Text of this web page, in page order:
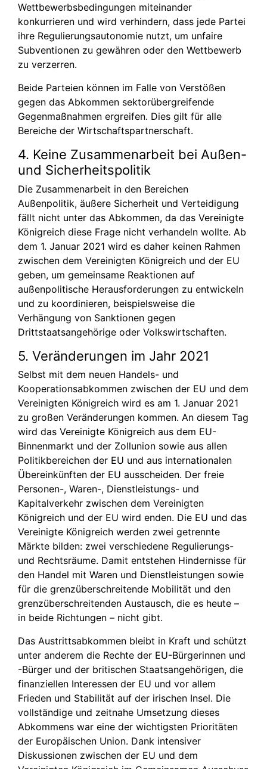
Wettbewerbsbedingungen miteinander
konkurrieren und wird verhindern, dass jede Partei
ihre Regulierungsautonomie nutzt, um unfaire
Subventionen zu gewähren oder den Wettbewerb
zu verzerren.
Beide Parteien können im Falle von Verstößen
gegen das Abkommen sektorübergreifende
Gegenmaßnahmen ergreifen. Dies gilt für alle
Bereiche der Wirtschaftspartnerschaft.
4. Keine Zusammenarbeit bei Außen-
und Sicherheitspolitik
Die Zusammenarbeit in den Bereichen
Außenpolitik, äußere Sicherheit und Verteidigung
fällt nicht unter das Abkommen, da das Vereinigte
Königreich diese Frage nicht verhandeln wollte. Ab
dem 1. Januar 2021 wird es daher keinen Rahmen
zwischen dem Vereinigten Königreich und der EU
geben, um gemeinsame Reaktionen auf
außenpolitische Herausforderungen zu entwickeln
und zu koordinieren, beispielsweise die
Verhängung von Sanktionen gegen
Drittstaatsangehörige oder Volkswirtschaften.
5. Veränderungen im Jahr 2021
Selbst mit dem neuen Handels- und
Kooperationsabkommen zwischen der EU und dem
Vereinigten Königreich wird es am 1. Januar 2021
zu großen Veränderungen kommen. An diesem Tag
wird das Vereinigte Königreich aus dem EU-
Binnenmarkt und der Zollunion sowie aus allen
Politikbereichen der EU und aus internationalen
Übereinkünften der EU ausscheiden. Der freie
Personen-, Waren-, Dienstleistungs- und
Kapitalverkehr zwischen dem Vereinigten
Königreich und der EU wird enden. Die EU und das
Vereinigte Königreich werden zwei getrennte
Märkte bilden: zwei verschiedene Regulierungs-
und Rechtsräume. Damit entstehen Hindernisse für
den Handel mit Waren und Dienstleistungen sowie
für die grenzüberschreitende Mobilität und den
grenzüberschreitenden Austausch, die es heute –
in beide Richtungen – nicht gibt.
Das Austrittsabkommen bleibt in Kraft und schützt
unter anderem die Rechte der EU-Bürgerinnen und
-Bürger und der britischen Staatsangehörigen, die
finanziellen Interessen der EU und vor allem
Frieden und Stabilität auf der irischen Insel. Die
vollständige und zeitnahe Umsetzung dieses
Abkommens war eine der wichtigsten Prioritäten
der Europäischen Union. Dank intensiver
Diskussionen zwischen der EU und dem